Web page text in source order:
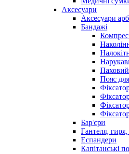
Аксесуари
Аксесуари
Бандажі
Пояс
Бар'єри
Гантеля,
Еспандери
Капітанські